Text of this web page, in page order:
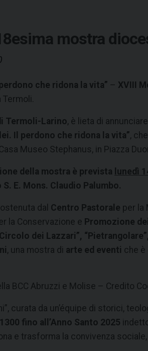
mostra
che ridona la vita” – XVIII
Termoli-Larino, è lieta di
Il perdono che ridona la vita”,
Museo Stephanus, in Piazza
della mostra è prevista lunedì
E. Mons. Claudio Palumbo.
dal Centro Pastorale per la
la Conservazione e Promozione
dei Lazzari”,
, una mostra di arte ed eventi che
BCC Abruzzi e Molise – Credito
curata da un’équipe di storici,
1300 fino all’Anno Santo 2025
e trasforma la convivenza